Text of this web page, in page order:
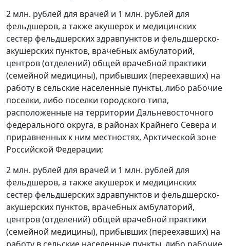
2 млн. рублей для врачей и 1 млн. рублей для
фельдшеров, а также акушерок и медицинских
сестер фельдшерских здравпунктов и фельдшерско-
акушерских пунктов, врачебных амбулаторий,
центров (отделений) общей врачебной практики
(семейной медицины), прибывших (переехавших) на
работу в сельские населенные пункты, либо рабочие
поселки, либо поселки городского типа,
расположенные на территории Дальневосточного
федерального округа, в районах Крайнего Севера и
приравненных к ним местностях, Арктической зоне
Российской Федерации;
2 млн. рублей для врачей и 1 млн. рублей для
фельдшеров, а также акушерок и медицинских
сестер фельдшерских здравпунктов и фельдшерско-
акушерских пунктов, врачебных амбулаторий,
центров (отделений) общей врачебной практики
(семейной медицины), прибывших (переехавших) на